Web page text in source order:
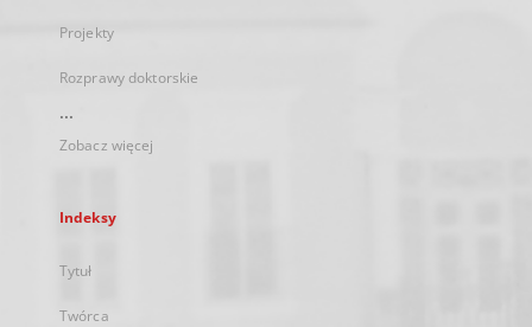
Projekty
Rozprawy doktorskie
...
Zobacz więcej
Indeksy
Tytuł
Twórca